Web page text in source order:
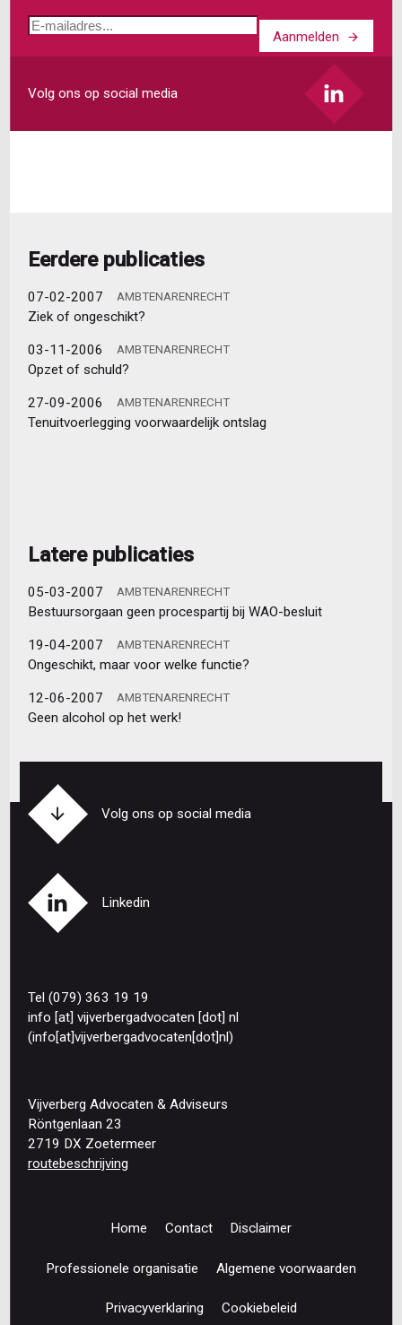
zicht?
E-
Aanmelden
Volg ons op social media
Eerdere publicaties
07-02-2007 AMBTENARENRECHT
Ziek of ongeschikt?
03-11-2006 AMBTENARENRECHT
Opzet of schuld?
27-09-2006 AMBTENARENRECHT
Tenuitvoerlegging voorwaardelijk ontslag
Latere publicaties
05-03-2007 AMBTENARENRECHT
Bestuursorgaan geen procespartij bij WAO-besluit
19-04-2007 AMBTENARENRECHT
Ongeschikt, maar voor welke functie?
12-06-2007 AMBTENARENRECHT
Geen alcohol op het werk!
Volg ons op social media
Linkedin
Tel (079) 363 19 19
info [at] vijverbergadvocaten [dot] nl
(info[at]vijverbergadvocaten[dot]nl)
Vijverberg Advocaten & Adviseurs
Röntgenlaan 23
2719 DX Zoetermeer
routebeschrijving
Home Contact Disclaimer
Professionele organisatie Algemene voorwaarden
Privacyverklaring Cookiebeleid